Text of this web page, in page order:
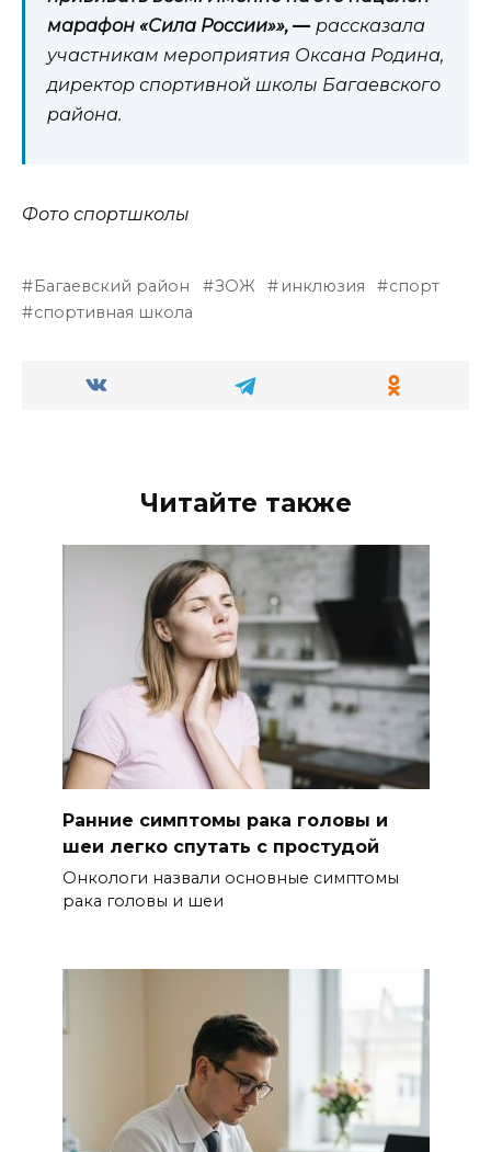
марафон «Сила России»», — рассказала
участникам мероприятия Оксана Родина,
директор спортивной школы Багаевского
района.
Фото спортшколы
Багаевский район ЗОЖ инклюзия
спорт
спортивная школа
Читайте также
Ранние симптомы рака головы и
шеи легко спутать с простудой
Онкологи назвали основные симптомы
рака головы и шеи